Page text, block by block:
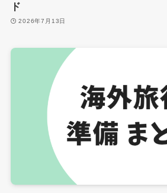
ド
2026年7月13日